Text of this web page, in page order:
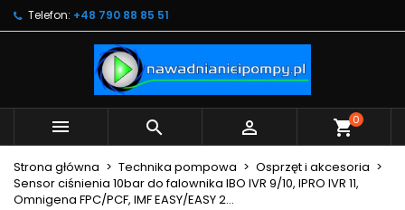
Telefon: +48 790 88 85 51
   shopping_cart0
Strona główna Technika pompowa
Osprzęt i akcesoria
Sensor ciśnienia 10bar do falownika IBO IVR 9/10, IPRO IVR 11,
Omnigena FPC/PCF, IMF EASY/EASY 2...
Moje listy życzeń ×
Utwórz nową listę
Utwórz listę życzeń ×
Nazwa listy życzeń
Anuluj Utwórz listę życzeń
Zaloguj się ×
Musisz być zalogowany by zapisać produkty na
swojej liście życzeń.